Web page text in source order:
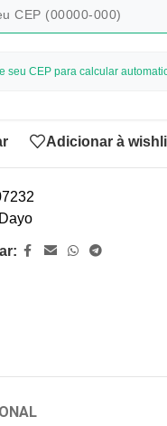
seu CEP para calcular
Adicionar à
Dayo